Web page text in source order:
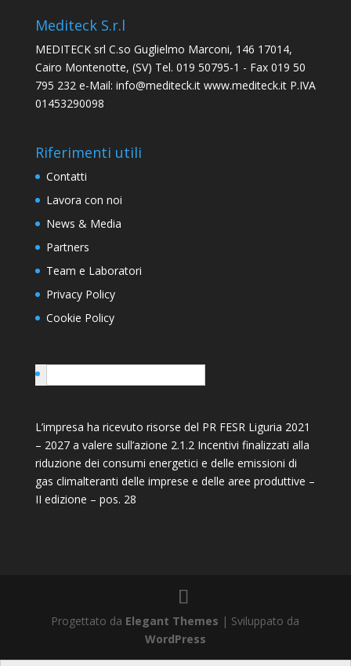
Mediteck S.r.l
MEDITECK srl C.so Guglielmo Marconi, 146 17014,
Cairo Montenotte, (SV) Tel. 019 50795-1 - Fax 019 50
795 232 e-Mail: info@mediteck.it www.mediteck.it P.IVA
01453290098
Riferimenti utili
Contatti
Lavora con noi
News & Media
Partners
Team e Laboratori
Privacy Policy
Cookie Policy
L’impresa ha ricevuto risorse del PR FESR Liguria 2021
– 2027 a valere sull’azione 2.1.2 Incentivi finalizzati alla
riduzione dei consumi energetici e delle emissioni di
gas climalteranti delle imprese e delle aree produttive –
II edizione – pos. 28
Progettato da Elegant Themes | Sviluppato da
WordPress